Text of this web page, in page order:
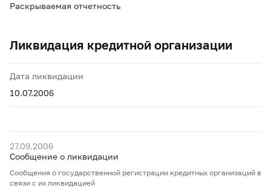
Раскрываемая отчетность
Ликвидация кредитной организации
Дата ликвидации
10.07.2006
27.09.2006
Сообщение о ликвидации
Сообщения о государственной регистрации кредитных организаций в
связи с их ликвидацией